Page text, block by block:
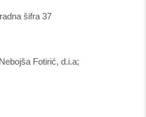
šifra 37
Fotirić, d.i.a;